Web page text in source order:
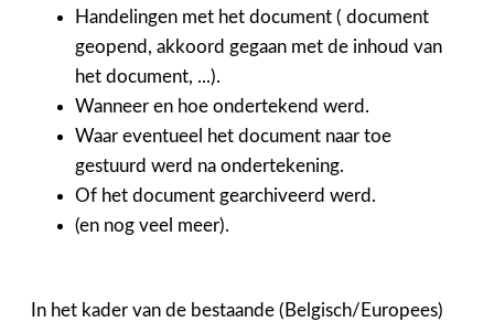
Handelingen met het document ( document
geopend, akkoord gegaan met de inhoud van
het document, ...).
Wanneer en hoe ondertekend werd.
Waar eventueel het document naar toe
gestuurd werd na ondertekening.
Of het document gearchiveerd werd.
(en nog veel meer).
In het kader van de bestaande (Belgisch/Europees)